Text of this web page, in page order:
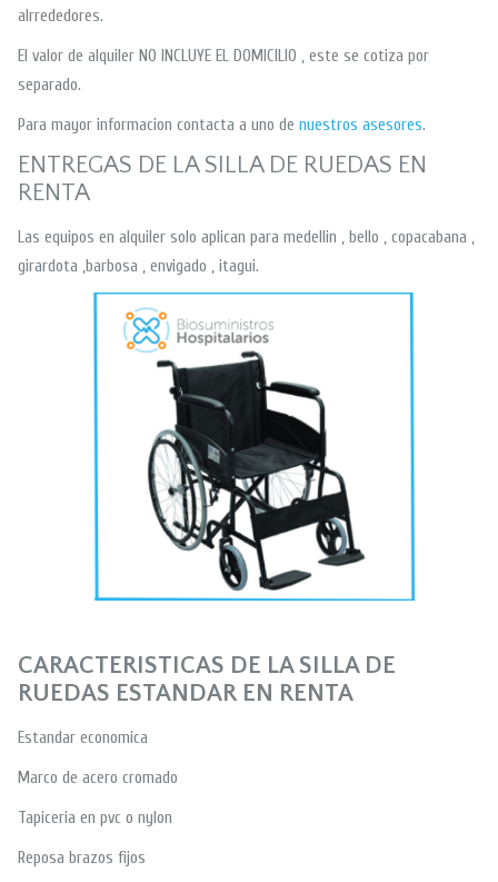
alrrededores.
El valor de alquiler NO INCLUYE EL DOMICILIO , este se cotiza por
separado.
Para mayor informacion contacta a uno de nuestros asesores.
ENTREGAS DE LA SILLA DE RUEDAS EN
RENTA
Las equipos en alquiler solo aplican para medellin , bello , copacabana ,
girardota ,barbosa , envigado , itagui.
CARACTERISTICAS DE LA SILLA DE
RUEDAS ESTANDAR EN RENTA
Estandar economica
Marco de acero cromado
Tapiceria en pvc o nylon
Reposa brazos fijos